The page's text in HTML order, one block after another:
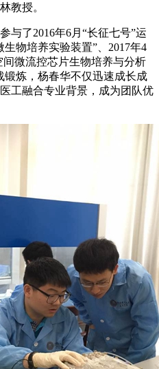
教授。
了2016年6月“长征七号”运
物培养实验装置”、2017年4
间微流控芯片生物培养与分析
锻炼，杨春华不仅迅速成长成
工融合专业背景，成为团队优